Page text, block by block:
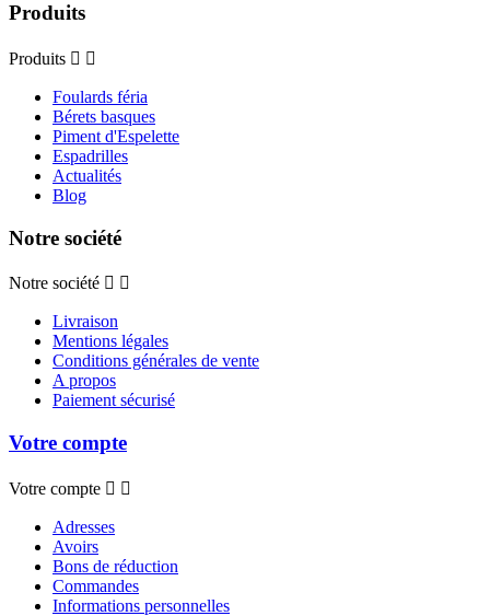
Produits
Produits  
Foulards féria
Bérets basques
Piment d'Espelette
Espadrilles
Actualités
Blog
Notre société
Notre société  
Livraison
Mentions légales
Conditions générales de vente
A propos
Paiement sécurisé
Votre compte
Votre compte  
Adresses
Avoirs
Bons de réduction
Commandes
Informations personnelles